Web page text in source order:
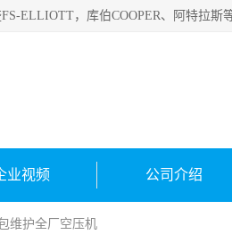
业视频 公司介绍
维护全厂空压机